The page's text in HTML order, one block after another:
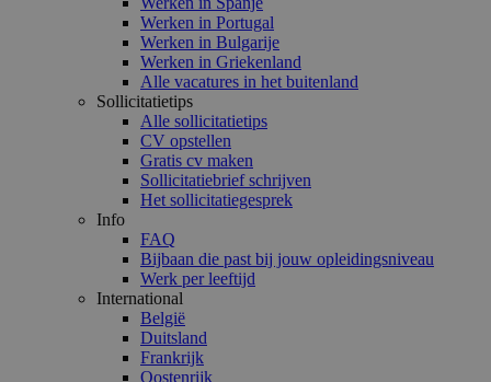
Werken in Portugal
Werken in Bulgarije
Werken in Griekenland
Alle vacatures in het buitenland
Sollicitatietips
Alle sollicitatietips
CV opstellen
Gratis cv maken
Sollicitatiebrief schrijven
Het sollicitatiegesprek
Info
FAQ
Bijbaan die past bij jouw opleidingsniveau
Werk per leeftijd
International
België
Duitsland
Frankrijk
Oostenrijk